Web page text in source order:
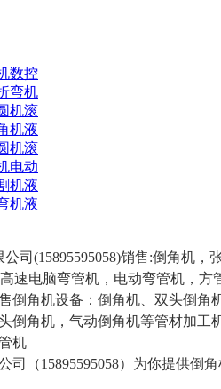
数控
弯机
机滚
机液
机滚
电动
机液
机液
司(15895595058)销售:倒角机
速电脑弯管机，电动弯管机，
角机设备：倒角机、双头倒角
角机，气动倒角机等管材加工
机
（15895595058）为你提供倒